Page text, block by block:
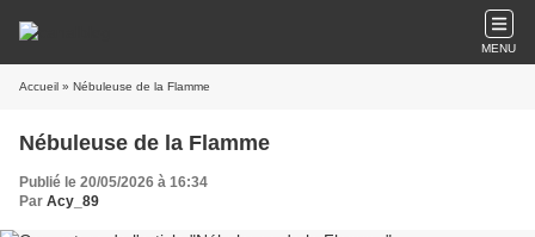
MENU
Accueil » Nébuleuse de la Flamme
Nébuleuse de la Flamme
Publié le 20/05/2026 à 16:34
Par Acy_89